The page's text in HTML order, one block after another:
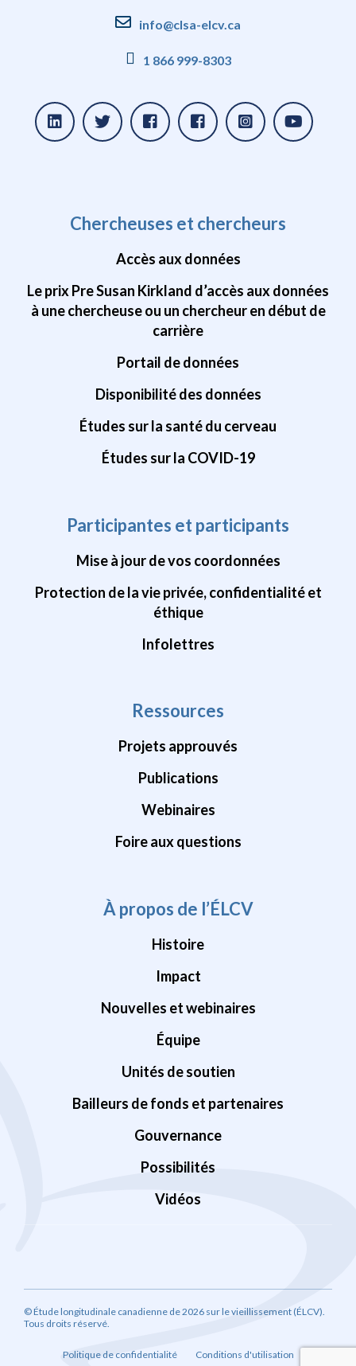
info@clsa-elcv.ca
1 866 999-8303
Chercheuses et chercheurs
Accès aux données
Le prix Pre Susan Kirkland d’accès aux données
à une chercheuse ou un chercheur en début de
carrière
Portail de données
Disponibilité des données
Études sur la santé du cerveau
Études sur la COVID-19
Participantes et participants
Mise à jour de vos coordonnées
Protection de la vie privée, confidentialité et
éthique
Infolettres
Ressources
Projets approuvés
Publications
Webinaires
Foire aux questions
À propos de l’ÉLCV
Histoire
Impact
Nouvelles et webinaires
Équipe
Unités de soutien
Bailleurs de fonds et partenaires
Gouvernance
Possibilités
Vidéos
© Étude longitudinale canadienne de 2026 sur le vieillissement (ÉLCV).
Tous droits réservé.
Politique de confidentialité Conditions d'utilisation